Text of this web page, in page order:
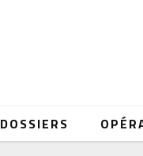
DOSSIERS